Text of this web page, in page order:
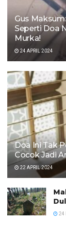
Gus
Seperti Doa
Murka!
24 APRIL 2024
Doa Ini Tak
Cocok Jadi
22 APRIL 2024
24